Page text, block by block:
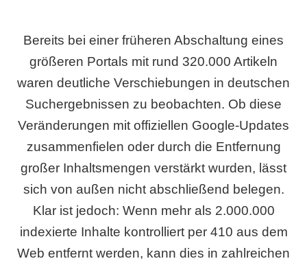
Bereits bei einer früheren Abschaltung eines
größeren Portals mit rund 320.000 Artikeln
waren deutliche Verschiebungen in deutschen
Suchergebnissen zu beobachten. Ob diese
Veränderungen mit offiziellen Google-Updates
zusammenfielen oder durch die Entfernung
großer Inhaltsmengen verstärkt wurden, lässt
sich von außen nicht abschließend belegen.
Klar ist jedoch: Wenn mehr als 2.000.000
indexierte Inhalte kontrolliert per 410 aus dem
Web entfernt werden, kann dies in zahlreichen